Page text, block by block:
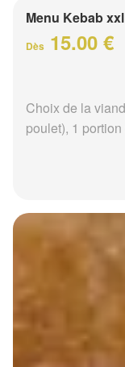
Menu Kebab
Dès 15.00 €
Choix de la
poulet), 1